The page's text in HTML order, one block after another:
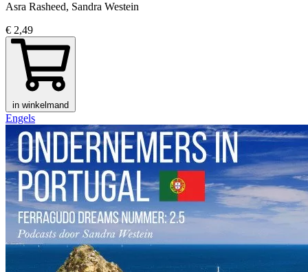
Asra Rasheed, Sandra Westein
€ 2,49
in winkelmand
Engels